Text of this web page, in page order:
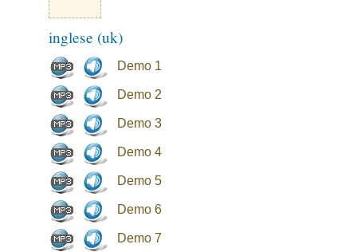
inglese (uk)
Demo 1
Demo 2
Demo 3
Demo 4
Demo 5
Demo 6
Demo 7